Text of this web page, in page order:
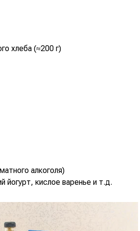
хлеба (≈200 г)
алкоголя)
йогурт, кислое варенье и т.д.